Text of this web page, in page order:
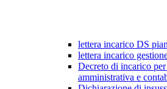
lettera incarico DS
lettera incarico
Decreto di incarico
amministrativa e